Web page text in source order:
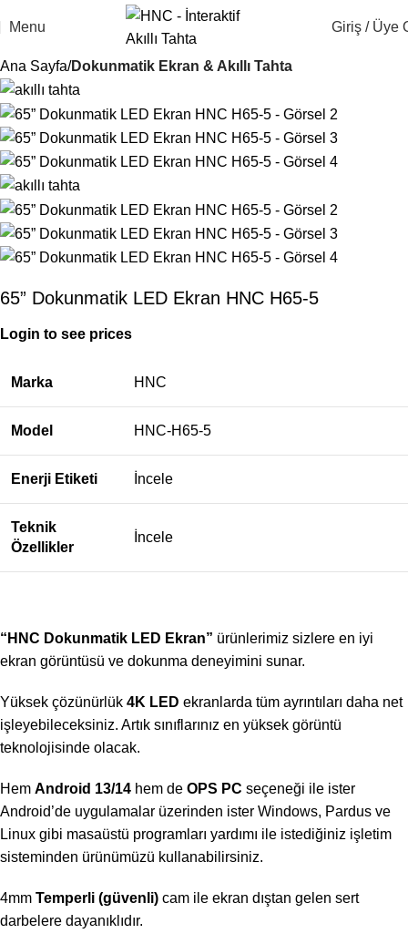
Menu Giriş / Üye
Ana Sayfa Dokunmatik Ekran & Akıllı Tahta
65” Dokunmatik LED Ekran HNC H65-5
Login to see prices
Marka HNC
Model HNC-H65-5
Enerji Etiketi İncele
Teknik
Özellikler
İncele
“HNC Dokunmatik LED Ekran” ürünlerimiz sizlere en iyi
ekran görüntüsü ve dokunma deneyimini sunar.
Yüksek çözünürlük 4K LED ekranlarda tüm ayrıntıları daha net
işleyebileceksiniz. Artık sınıflarınız en yüksek görüntü
teknolojisinde olacak.
Hem Android 13/14 hem de OPS PC seçeneği ile ister
Android’de uygulamalar üzerinden ister Windows, Pardus ve
Linux gibi masaüstü programları yardımı ile istediğiniz işletim
sisteminden ürünümüzü kullanabilirsiniz.
4mm Temperli (güvenli) cam ile ekran dıştan gelen sert
darbelere dayanıklıdır.